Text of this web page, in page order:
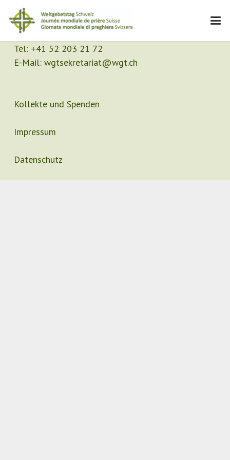
Kontakt
Sekretariat
Tel: +41 52 203 21 72
E-Mail: wgtsekretariat@wgt.ch
Kollekte und Spenden
Impressum
Datenschutz